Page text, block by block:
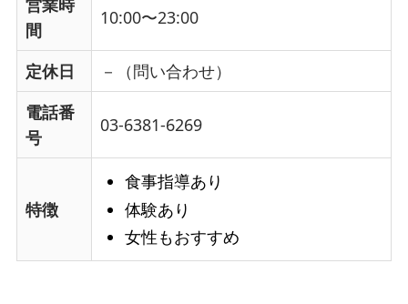
営業時
間
10:00〜23:00
定休日
－（問い合わせ）
電話番
号
03-6381-6269
特徴
食事指導あり
体験あり
女性もおすすめ